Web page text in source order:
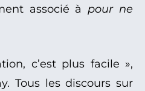
associé àpour ne
c’est plus facile »,
Tous les discours sur